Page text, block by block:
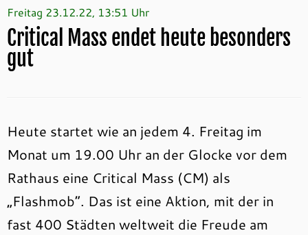
Freitag 23.12.22, 13:51 Uhr
Critical Mass endet heute besonders
gut
Heute startet wie an jedem 4. Freitag im
Monat um 19.00 Uhr an der Glocke vor dem
Rathaus eine Critical Mass (CM) als
„Flashmob“. Das ist eine Aktion, mit der in
fast 400 Städten weltweit die Freude am